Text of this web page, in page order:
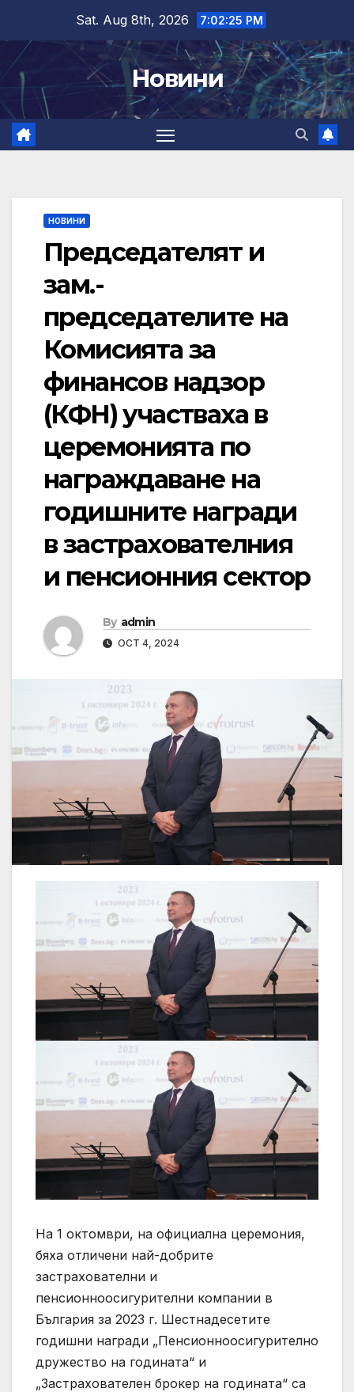
content
Sat. Aug 8th, 2026 7:02:27 PM
Новини
НОВИНИ
Председателят и
зам.-
председателите на
Комисията за
финансов надзор
(КФН) участваха в
церемонията по
награждаване на
годишните награди
в застрахователния
и пенсионния сектор
By admin
OCT 4, 2024
На 1 октомври, на официална церемония,
бяха отличени най-добрите
застрахователни и
пенсионноосигурителни компании в
България за 2023 г. Шестнадесетите
годишни награди „Пенсионноосигурително
дружество на годината“ и
„Застрахователен брокер на годината“ са